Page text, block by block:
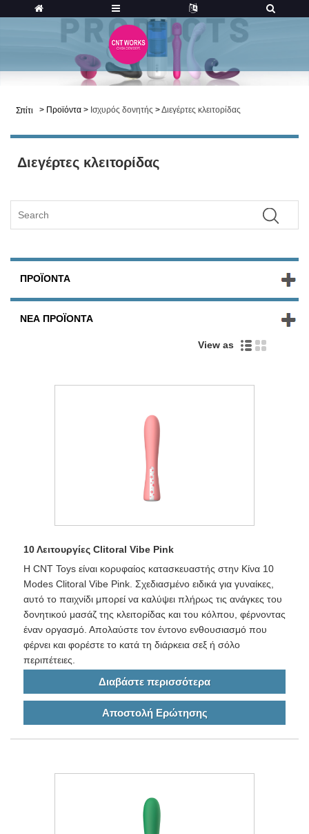
Σπίτι > Προϊόντα > Ισχυρός δονητής >Διεγέρτες κλειτορίδας
Διεγέρτες κλειτορίδας
ΠΡΟΪΌΝΤΑ
ΝΈΑ ΠΡΟΪΌΝΤΑ
View as
10 Λειτουργίες Clitoral Vibe Pink
Η CNT Toys είναι κορυφαίος κατασκευαστής στην Κίνα 10
Modes Clitoral Vibe Pink. Σχεδιασμένο ειδικά για γυναίκες,
αυτό το παιχνίδι μπορεί να καλύψει πλήρως τις ανάγκες του
δονητικού μασάζ της κλειτορίδας και του κόλπου, φέρνοντας
έναν οργασμό. Απολαύστε τον έντονο ενθουσιασμό που
φέρνει και φορέστε το κατά τη διάρκεια σεξ ή σόλο
περιπέτειες.
Διαβάστε περισσότερα
Αποστολή Ερώτησης